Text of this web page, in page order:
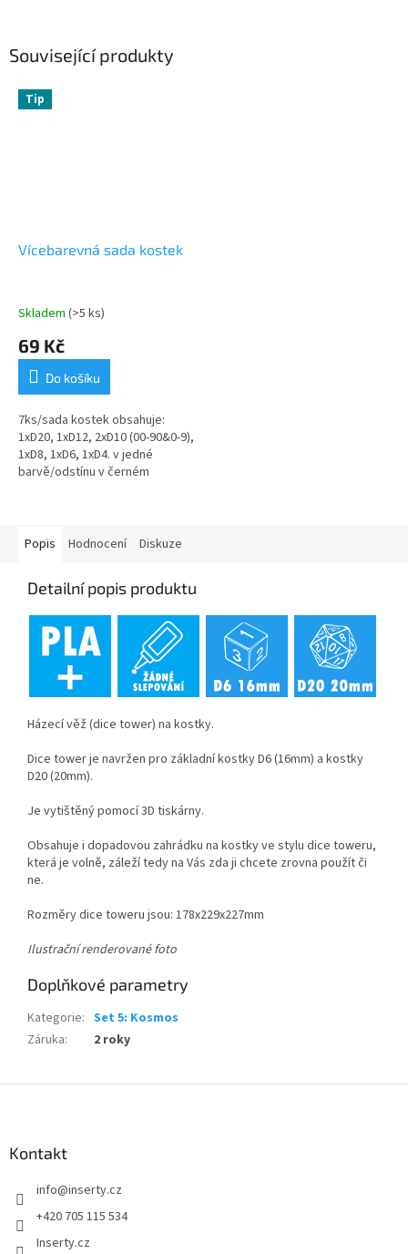
Související produkty
Tip
Vícebarevná sada kostek
Skladem (>5 ks)
69 Kč
Do košíku
7ks/sada kostek obsahuje:
1xD20, 1xD12, 2xD10 (00-90&0-9),
1xD8, 1xD6, 1xD4. v jedné
barvě/odstínu v černém
Popis Hodnocení Diskuze
Detailní popis produktu
Házecí věž (dice tower) na kostky.
Dice tower je navržen pro základní kostky D6 (16mm) a kostky
D20 (20mm).
Je vytištěný pomocí 3D tiskárny.
Obsahuje i dopadovou zahrádku na kostky ve stylu dice toweru,
která je volně, záleží tedy na Vás zda ji chcete zrovna použít či
ne.
Rozměry dice toweru jsou: 178x229x227mm
Ilustrační renderované foto
Doplňkové parametry
Kategorie: Set 5: Kosmos
Záruka: 2 roky
Kontakt
info@inserty.cz
+420 705 115 534
Inserty.cz